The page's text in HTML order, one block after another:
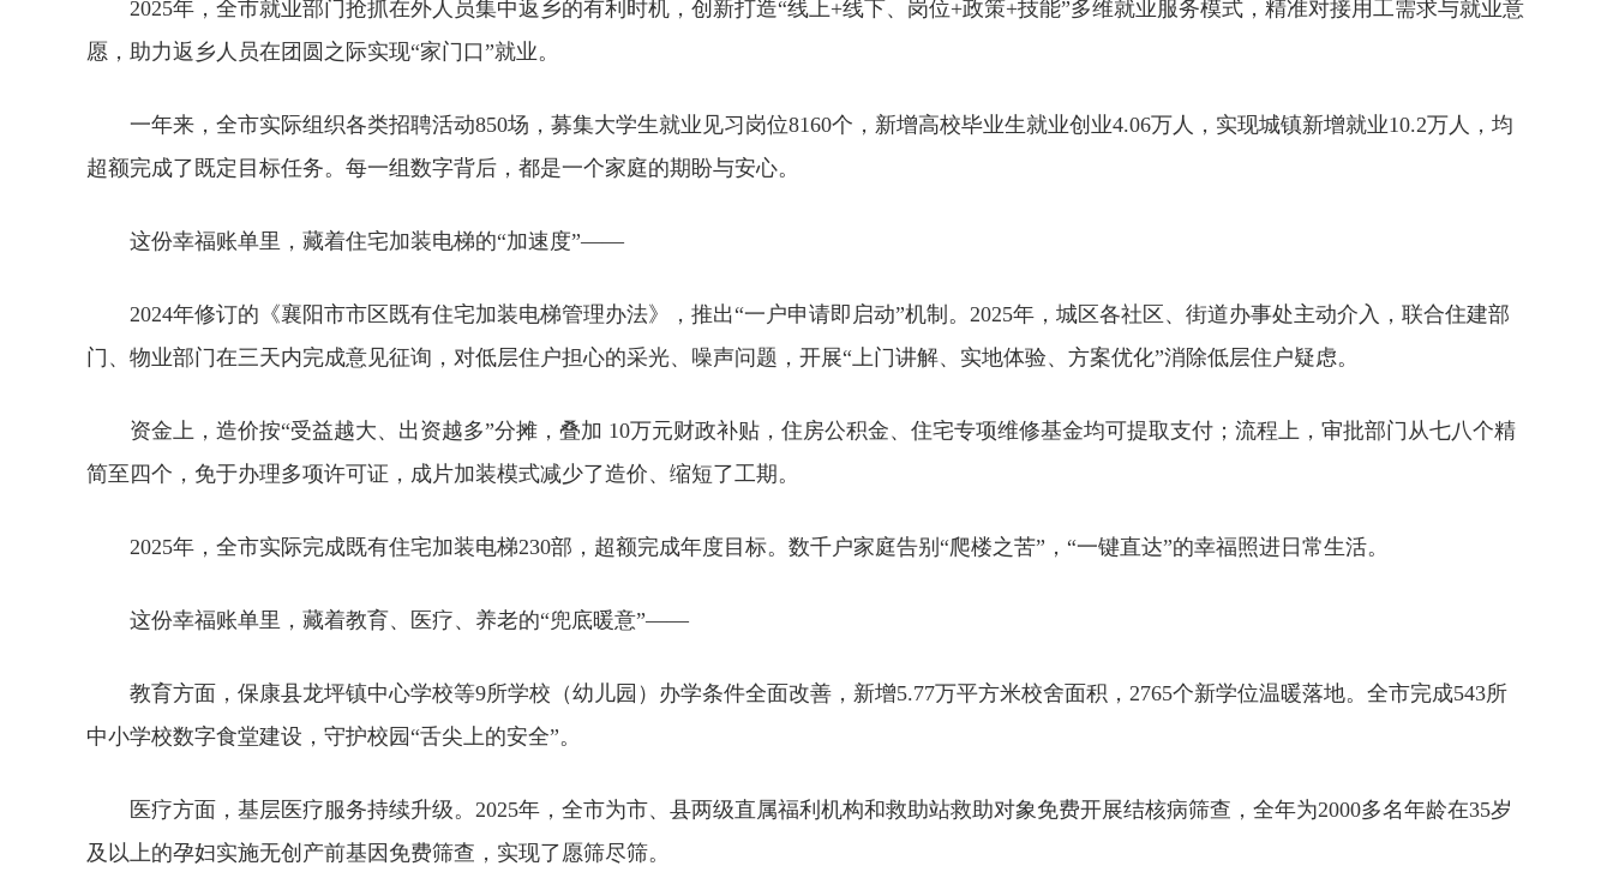
2025年，全市就业部门抢抓在外人员集中返乡的有利时机，创新打造“线上+线下、岗位+政策+技能”多维就业服务模式，精准对接用工需求与就业意
愿，助力返乡人员在团圆之际实现“家门口”就业。
一年来，全市实际组织各类招聘活动850场，募集大学生就业见习岗位8160个，新增高校毕业生就业创业4.06万人，实现城镇新增就业10.2万人，均
超额完成了既定目标任务。每一组数字背后，都是一个家庭的期盼与安心。
这份幸福账单里，藏着住宅加装电梯的“加速度”——
2024年修订的《襄阳市市区既有住宅加装电梯管理办法》，推出“一户申请即启动”机制。2025年，城区各社区、街道办事处主动介入，联合住建部
门、物业部门在三天内完成意见征询，对低层住户担心的采光、噪声问题，开展“上门讲解、实地体验、方案优化”消除低层住户疑虑。
资金上，造价按“受益越大、出资越多”分摊，叠加 10万元财政补贴，住房公积金、住宅专项维修基金均可提取支付；流程上，审批部门从七八个精
简至四个，免于办理多项许可证，成片加装模式减少了造价、缩短了工期。
2025年，全市实际完成既有住宅加装电梯230部，超额完成年度目标。数千户家庭告别“爬楼之苦”，“一键直达”的幸福照进日常生活。
这份幸福账单里，藏着教育、医疗、养老的“兜底暖意”——
教育方面，保康县龙坪镇中心学校等9所学校（幼儿园）办学条件全面改善，新增5.77万平方米校舍面积，2765个新学位温暖落地。全市完成543所
中小学校数字食堂建设，守护校园“舌尖上的安全”。
医疗方面，基层医疗服务持续升级。2025年，全市为市、县两级直属福利机构和救助站救助对象免费开展结核病筛查，全年为2000多名年龄在35岁
及以上的孕妇实施无创产前基因免费筛查，实现了愿筛尽筛。